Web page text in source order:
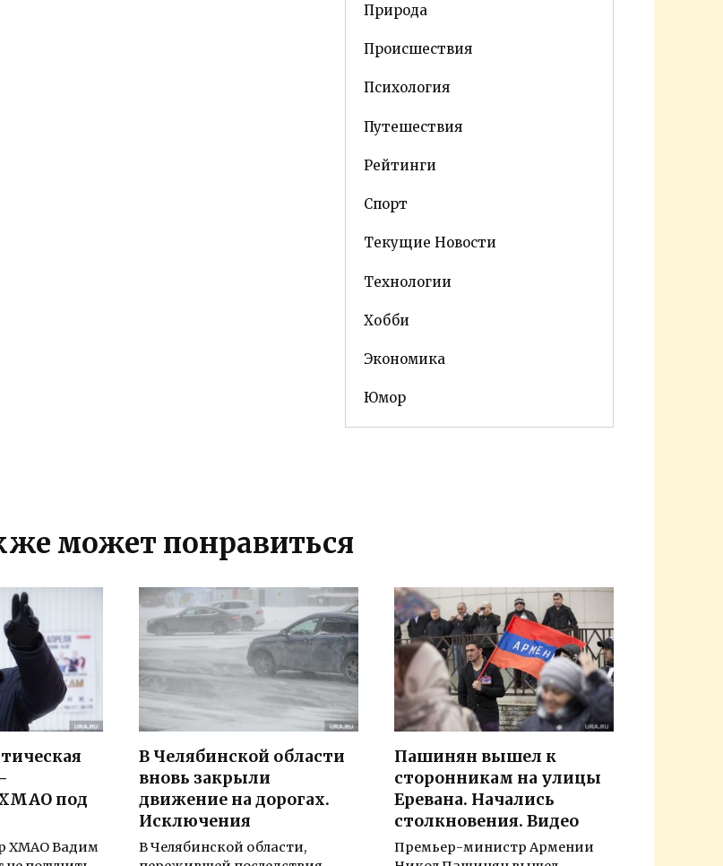
Природа
Происшествия
Психология
Путешествия
Рейтинги
Спорт
Текущие Новости
Технологии
Хобби
Экономика
Юмор
может понравиться
ХМАО под
ХМАО Вадим
В Челябинской области
вновь закрыли
движение на дорогах.
Исключения
В Челябинской области,
Пашинян вышел к
сторонникам на улицы
Еревана. Начались
столкновения. Видео
Премьер-министр Армении